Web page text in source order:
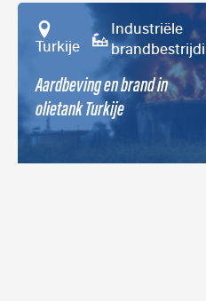
Turkije
Industriële
Aardbeving en brand in
olietank Turkije